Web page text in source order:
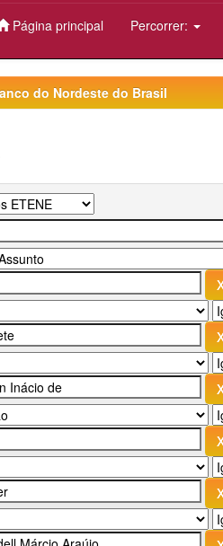
Página principal Percorrer:
do Nordeste do Brasil